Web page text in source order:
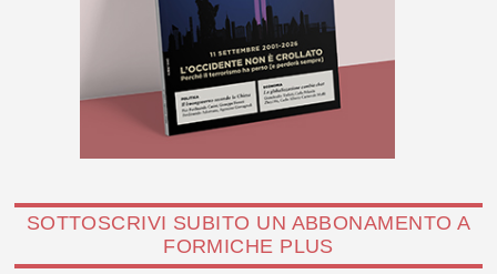
SOTTOSCRIVI SUBITO UN ABBONAMENTO A
FORMICHE PLUS